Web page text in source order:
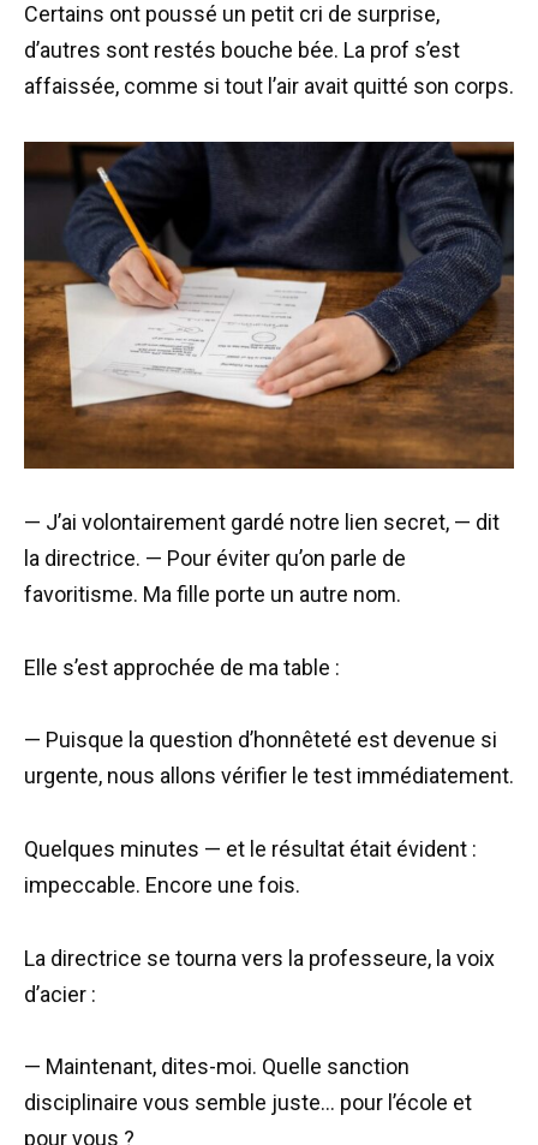
Certains ont poussé un petit cri de surprise,
d’autres sont restés bouche bée. La prof s’est
affaissée, comme si tout l’air avait quitté son corps.
— J’ai volontairement gardé notre lien secret, — dit
la directrice. — Pour éviter qu’on parle de
favoritisme. Ma fille porte un autre nom.
Elle s’est approchée de ma table :
— Puisque la question d’honnêteté est devenue si
urgente, nous allons vérifier le test immédiatement.
Quelques minutes — et le résultat était évident :
impeccable. Encore une fois.
La directrice se tourna vers la professeure, la voix
d’acier :
— Maintenant, dites-moi. Quelle sanction
disciplinaire vous semble juste… pour l’école et
pour vous ?